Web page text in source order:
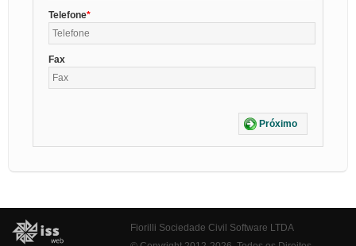
Telefone
Fax
Próximo
Fiorilli Sociedade Civil Software LTDA